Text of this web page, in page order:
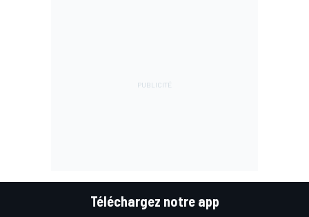
Téléchargez notre app